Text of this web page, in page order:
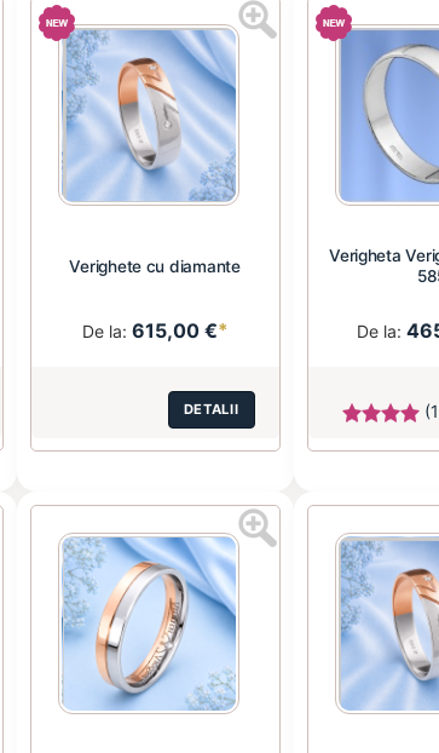
Verighete cu diamante
De la: 615,00 €*
DETALII
Verigheta
De la: